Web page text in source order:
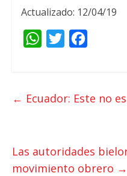
Actualizado: 12/04/19
W
p
p
r
e
o
k
← Ecuador: Este no
Las autoridades
movimiento obrero →